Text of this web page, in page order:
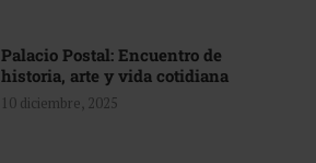
Palacio Postal: Encuentro de
historia, arte y vida cotidiana
10 diciembre, 2025